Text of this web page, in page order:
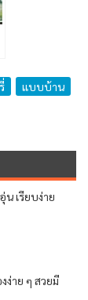
แบบบ้าน
น เรียบง่าย
ง่าย ๆ สวยมี